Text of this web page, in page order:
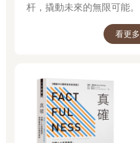
杆，撬動未來的無限可能。
看更多